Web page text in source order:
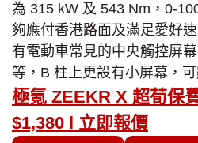
為 315 kW 及 543 Nm，0-
夠應付香港路面及滿足愛好
有電動車常見的中央觸控屏
等，B 柱上更設有小屏幕，
極氪 ZEEKR X 超荀保
$1,380 l 立即報價